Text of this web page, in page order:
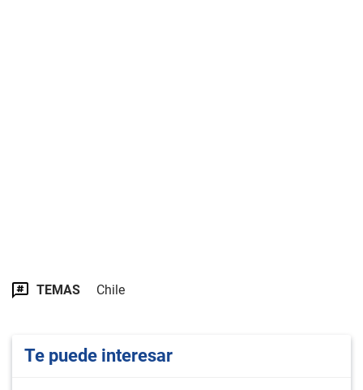
TEMAS Chile
Te puede interesar